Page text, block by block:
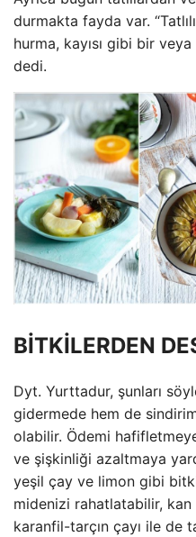
durmakta fayda var.
hurma, kayısı gibi bir
dedi.
BİTKİLERDEN
Dyt. Yurttadur, şunları
gidermede hem de
olabilir. Ödemi
ve şişkinliği azaltmaya
yeşil çay ve limon gibi bitki
midenizi rahatlatabilir,
karanfil-tarçın çayı ile de